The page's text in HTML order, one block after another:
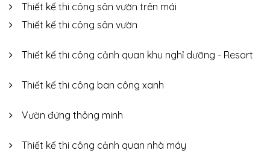
Thiết kế thi công sân vườn trên mái
Thiết kế thi công sân vườn
Thiết kế thi công cảnh quan khu nghỉ dưỡng - Resort
Thiết kế thi công ban công xanh
Vườn đứng thông minh
Thiết kế thi công cảnh quan nhà máy